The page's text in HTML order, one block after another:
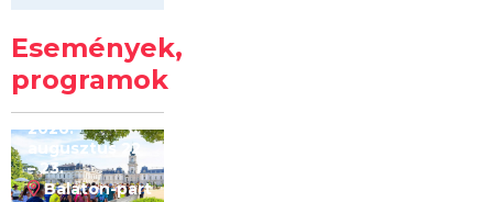
Események,
programok
Kilóméterek
2026
2026.
augusztus 22
– 23.
Balaton-part